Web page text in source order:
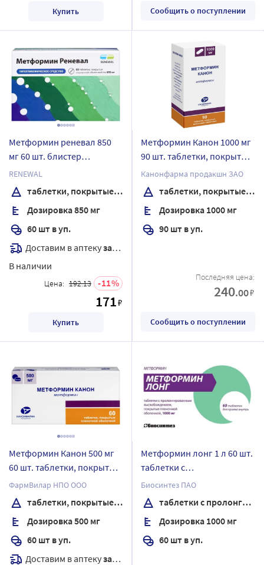
Купить Сообщить о поступлении
Метформин реневал 850
мг 60 шт. блистер
таблетки, покрытые
пленочной оболочкой
RENEWAL
таблетки, покрытые пленочной оболочкой
Дозировка 850 мг
60 шт в уп.
Доставим в аптекузавтра
В наличии
Цена: 192.13 11
171₽
Купить
Метформин Канон 1000 мг
90 шт. таблетки, покрытые
пленочной оболочкой
банка
Канонфарма продакшн ЗАО
таблетки, покрытые пленочной оболочкой
Дозировка 1000 мг
90 шт в уп.
Последняя цена:
240.00₽
Сообщить о поступлении
Метформин Канон 500 мг
60 шт. таблетки, покрытые
пленочной оболочкой
ФармВилар НПО ООО
таблетки, покрытые пленочной оболочкой
Дозировка 500 мг
60 шт в уп.
Доставим в аптекузавтра
Метформин лонг 1 л 60 шт.
таблетки с
пролонгированным
высвобождением,
покрытые пленочной
оболочкой
Биосинтез ПАО
таблетки с пролонгированным высвобождением, покрытые пленочной оболочкой
Дозировка 1000 мг
60 шт в уп.